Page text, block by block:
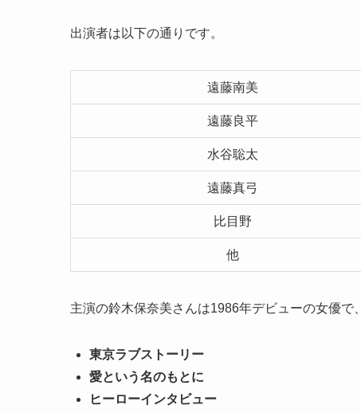
出演者は以下の通りです。
遠藤南美
遠藤良平
水谷聡太
遠藤真弓
比目野
他
主演の鈴木保奈美さんは1986年デビューの女優で、
東京ラブストーリー
愛という名のもとに
ヒーローインタビュー